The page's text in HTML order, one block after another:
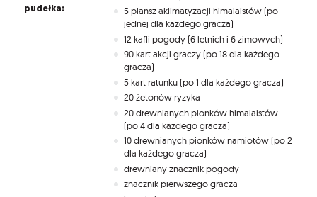
pudełka:
5 plansz aklimatyzacji himalaistów (po
jednej dla każdego gracza)
12 kafli pogody (6 letnich i 6 zimowych)
90 kart akcji graczy (po 18 dla każdego
gracza)
5 kart ratunku (po 1 dla każdego gracza)
20 żetonów ryzyka
20 drewnianych pionków himalaistów
(po 4 dla każdego gracza)
10 drewnianych pionków namiotów (po 2
dla każdego gracza)
drewniany znacznik pogody
znacznik pierwszego gracza